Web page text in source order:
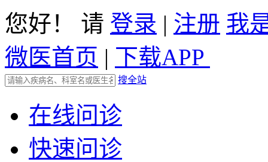
您好！ 请 登录 | 注册 我
微医首页 | 下载APP
搜全站
在线问诊
快速问诊